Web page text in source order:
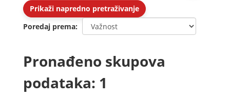
Prikaži napredno pretraživanje
Poredaj prema
Pronađeno skupova
podataka: 1